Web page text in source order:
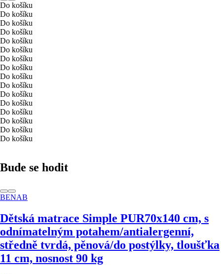
Do košíku
Do košíku
Do košíku
Do košíku
Do košíku
Do košíku
Do košíku
Do košíku
Do košíku
Do košíku
Do košíku
Do košíku
Do košíku
Do košíku
Do košíku
Do košíku
Bude se hodit
BENAB
Dětská matrace Simple PUR70x140 cm, s
odnímatelným potahem/antialergenní,
středně tvrdá, pěnová/do postýlky, tloušťka
11 cm, nosnost 90 kg